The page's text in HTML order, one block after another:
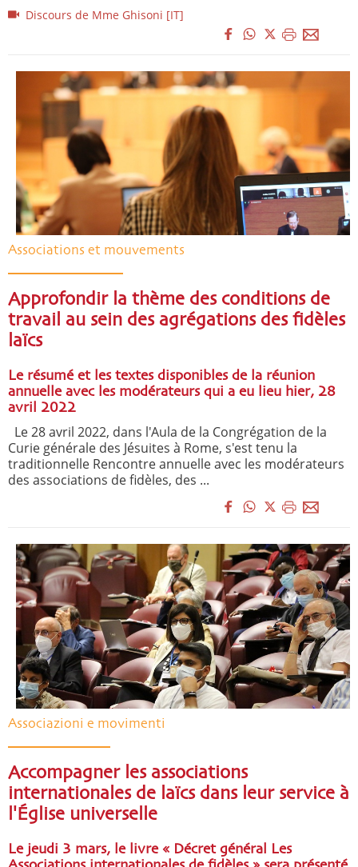
Discours de Mme Ghisoni [IT]
Associations et mouvements
Approfondir la thème des conditions de
travail au sein des agrégations des fidèles
laïcs
Le résumé et les textes disponibles de la réunion
annuelle avec les modérateurs qui a eu lieu hier, 28
avril 2022
Le 28 avril 2022, dans l'Aula de la Congrégation de la
Curie générale des Jésuites à Rome, s'est tenu la
traditionnelle Rencontre annuelle avec les modérateurs
des associations de fidèles, des ...
Associazioni e movimenti
Accompagner les associations
internationales de laïcs dans leur service à
l'Église universelle
Le jeudi 3 mars, le livre « Décret général Les